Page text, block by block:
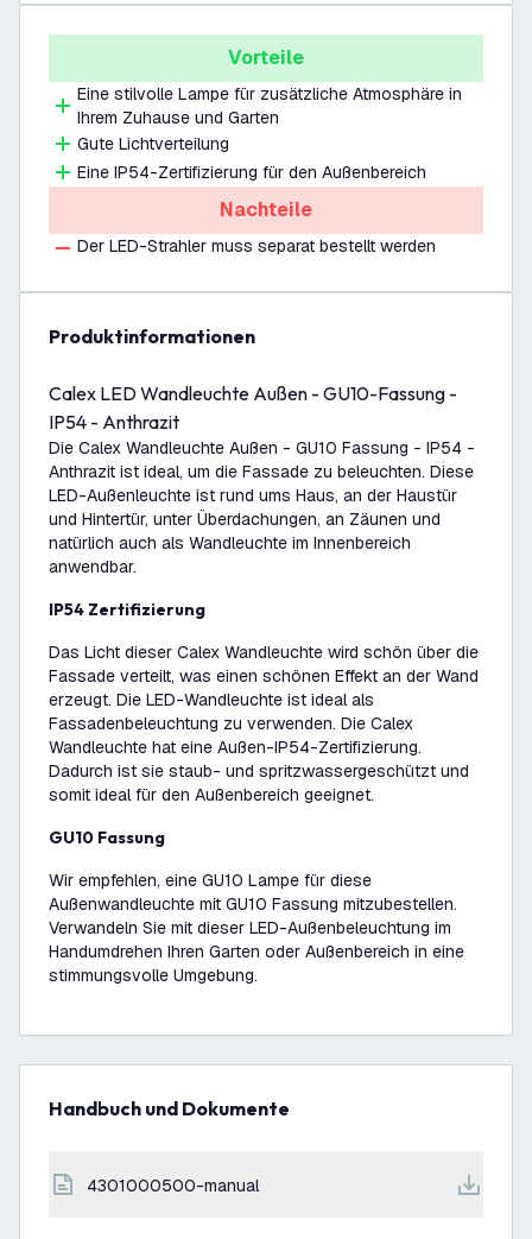
Vorteile
Eine stilvolle Lampe für zusätzliche Atmosphäre in
Ihrem Zuhause und Garten
Gute Lichtverteilung
Eine IP54-Zertifizierung für den Außenbereich
Nachteile
Der LED-Strahler muss separat bestellt werden
Produktinformationen
Calex LED Wandleuchte Außen - GU10-Fassung -
IP54 - Anthrazit
Die Calex Wandleuchte Außen - GU10 Fassung - IP54 -
Anthrazit ist ideal, um die Fassade zu beleuchten. Diese
LED-Außenleuchte ist rund ums Haus, an der Haustür
und Hintertür, unter Überdachungen, an Zäunen und
natürlich auch als Wandleuchte im Innenbereich
anwendbar.
IP54 Zertifizierung
Das Licht dieser Calex Wandleuchte wird schön über die
Fassade verteilt, was einen schönen Effekt an der Wand
erzeugt. Die LED-Wandleuchte ist ideal als
Fassadenbeleuchtung zu verwenden. Die Calex
Wandleuchte hat eine Außen-IP54-Zertifizierung.
Dadurch ist sie staub- und spritzwassergeschützt und
somit ideal für den Außenbereich geeignet.
GU10 Fassung
Wir empfehlen, eine GU10 Lampe für diese
Außenwandleuchte mit GU10 Fassung mitzubestellen.
Verwandeln Sie mit dieser LED-Außenbeleuchtung im
Handumdrehen Ihren Garten oder Außenbereich in eine
stimmungsvolle Umgebung.
Handbuch und Dokumente
4301000500-manual